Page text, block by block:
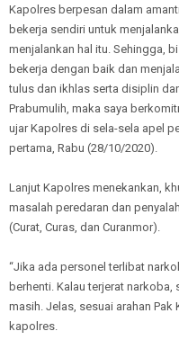
Kapolres berpesan dalam
bekerja sendiri untuk
menjalankan hal itu. Sehingga,
bekerja dengan baik dan
tulus dan ikhlas serta disiplin
Prabumulih, maka saya
ujar Kapolres di sela-sela apel
pertama, Rabu (28/10/2020).
Lanjut Kapolres menekankan,
masalah peredaran dan
(Curat, Curas, dan Curanmor).
“Jika ada personel terlibat
berhenti. Kalau terjerat
masih. Jelas, sesuai arahan Pak
kapolres.